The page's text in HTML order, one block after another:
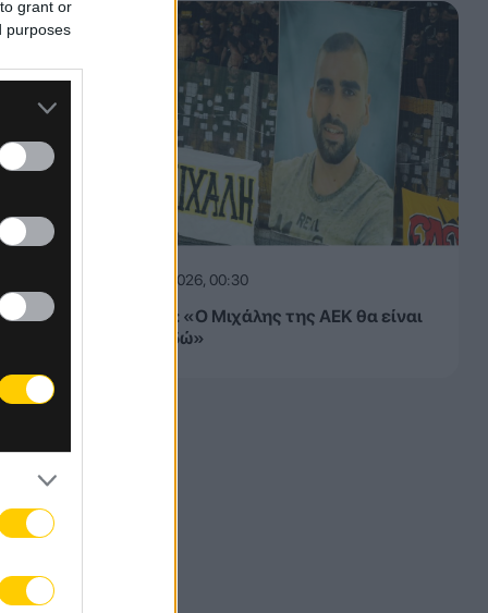
grant or
purposes
και
την
08.08.2026, 00:30
ΠΑΕ ΑΕΚ: «Ο Μιχάλης της ΑΕΚ θα είναι
πάντα εδώ»